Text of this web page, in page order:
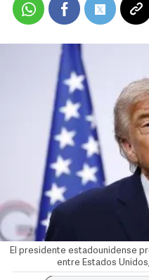
El presidente estadounidense
entre Estados Unidos,